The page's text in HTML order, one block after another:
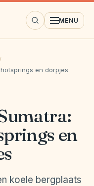
MENU
/
en dorpjes
en
koele bergplaats